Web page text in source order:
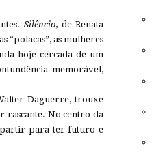
Silêncio, de Renata
“polacas”, as mulheres
hoje cercada de um
memorável,
Daguerre, trouxe
rascante. No centro da
partir para ter futuro e